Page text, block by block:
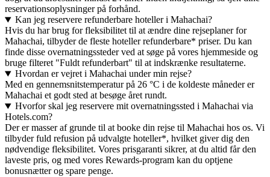
reservationsoplysninger på forhånd.
Kan jeg reservere refunderbare hoteller i Mahachai?
Hvis du har brug for fleksibilitet til at ændre dine rejseplaner for
Mahachai, tilbyder de fleste hoteller refunderbare* priser. Du kan
finde disse overnatningssteder ved at søge på vores hjemmeside og
bruge filteret "Fuldt refunderbart" til at indskrænke resultaterne.
Hvordan er vejret i Mahachai under min rejse?
Med en gennemsnitstemperatur på 26 °C i de koldeste måneder er
Mahachai et godt sted at besøge året rundt.
Hvorfor skal jeg reservere mit overnatningssted i Mahachai via
Hotels.com?
Der er masser af grunde til at booke din rejse til Mahachai hos os. Vi
tilbyder fuld refusion på udvalgte hoteller*, hvilket giver dig den
nødvendige fleksibilitet. Vores prisgaranti sikrer, at du altid får den
laveste pris, og med vores Rewards-program kan du optjene
bonusnætter og spare penge.